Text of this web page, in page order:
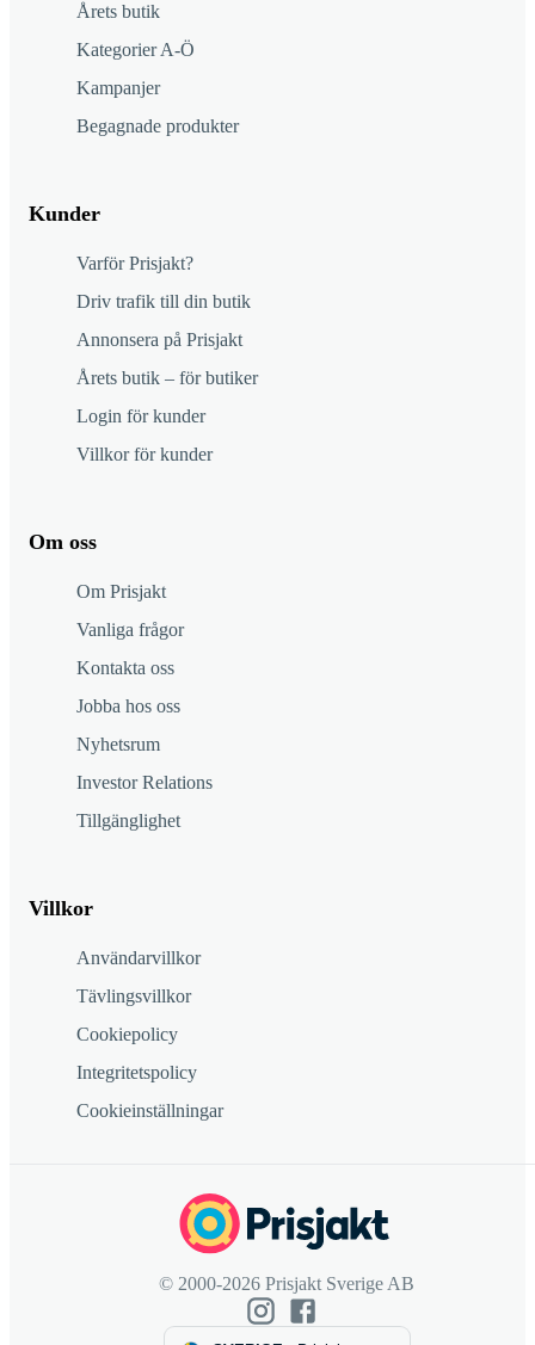
Årets butik
Kategorier A-Ö
Kampanjer
Begagnade produkter
Kunder
Varför Prisjakt?
Driv trafik till din butik
Annonsera på Prisjakt
Årets butik – för butiker
Login för kunder
Villkor för kunder
Om oss
Om Prisjakt
Vanliga frågor
Kontakta oss
Jobba hos oss
Nyhetsrum
Investor Relations
Tillgänglighet
Villkor
Användarvillkor
Tävlingsvillkor
Cookiepolicy
Integritetspolicy
Cookieinställningar
© 2000-2026 Prisjakt Sverige AB